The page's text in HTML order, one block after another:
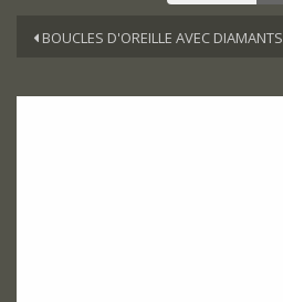
BOUCLES D'OREILLE AVEC DIAMANTS